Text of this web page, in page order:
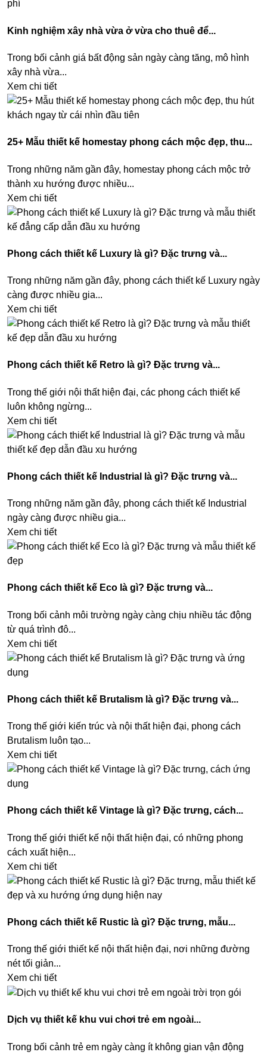
Kinh nghiệm xây nhà vừa ở vừa cho thuê để...
Trong bối cảnh giá bất động sản ngày càng tăng, mô hình
xây nhà vừa...
Xem chi tiết
25+ Mẫu thiết kế homestay phong cách mộc đẹp, thu...
Trong những năm gần đây, homestay phong cách mộc trở
thành xu hướng được nhiều...
Xem chi tiết
Phong cách thiết kế Luxury là gì? Đặc trưng và...
Trong những năm gần đây, phong cách thiết kế Luxury ngày
càng được nhiều gia...
Xem chi tiết
Phong cách thiết kế Retro là gì? Đặc trưng và...
Trong thế giới nội thất hiện đại, các phong cách thiết kế
luôn không ngừng...
Xem chi tiết
Phong cách thiết kế Industrial là gì? Đặc trưng và...
Trong những năm gần đây, phong cách thiết kế Industrial
ngày càng được nhiều gia...
Xem chi tiết
Phong cách thiết kế Eco là gì? Đặc trưng và...
Trong bối cảnh môi trường ngày càng chịu nhiều tác động
từ quá trình đô...
Xem chi tiết
Phong cách thiết kế Brutalism là gì? Đặc trưng và...
Trong thế giới kiến trúc và nội thất hiện đại, phong cách
Brutalism luôn tạo...
Xem chi tiết
Phong cách thiết kế Vintage là gì? Đặc trưng, cách...
Trong thế giới thiết kế nội thất hiện đại, có những phong
cách xuất hiện...
Xem chi tiết
Phong cách thiết kế Rustic là gì? Đặc trưng, mẫu...
Trong thế giới thiết kế nội thất hiện đại, nơi những đường
nét tối giản...
Xem chi tiết
Dịch vụ thiết kế khu vui chơi trẻ em ngoài...
Trong bối cảnh trẻ em ngày càng ít không gian vận động